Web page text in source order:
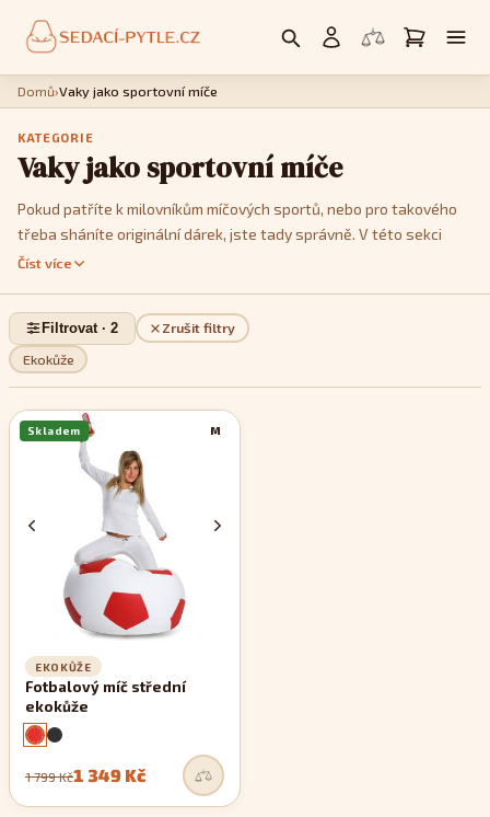
Domů›Vaky jako sportovní míče
KATEGORIE
Vaky jako sportovní míče
Pokud patříte k milovníkům míčových sportů, nebo pro takového
třeba sháníte originální dárek, jste tady správně. V této sekci
vám nabízíme sedací pytle designem imitující různé druhy míčů:
z více barevných variant abyste, co nejpřesněji vyhověli vkusu
jejich uživatele a vhodně sladili nový doplněk s ostatním
vybavením interiéru. Sedací vaky ve tvaru míče spolehlivě okouzlí
každého sportovního nadšence a poskytnou perfektní, stylové
místo pro odpočinek po sportovním výkonu nebo sledování
sportovních přenosů.
Číst více
Ekokůže
Zrušit filtry
Filtrovat · 2
M
Skladem
EKOKŮŽE
Fotbalový míč střední
ekokůže
1 799 Kč1 349 Kč